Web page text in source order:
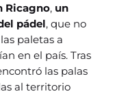
Ricagno, un
pádel, que no
paletas a
en el país. Tras
las palas
al territorio